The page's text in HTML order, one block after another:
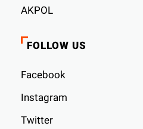
AKPOL
FOLLOW US
Facebook
Instagram
Twitter